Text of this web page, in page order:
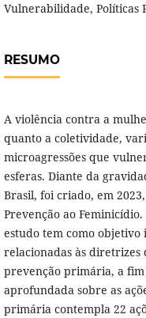
Vulnerabilidade, Políticas
RESUMO
A violência contra a
quanto a coletividade,
microagressões que
esferas. Diante da
Brasil, foi criado, em
Prevenção ao
estudo tem como
relacionadas às diretrizes
prevenção primária, a
aprofundada sobre as
primária contempla 22